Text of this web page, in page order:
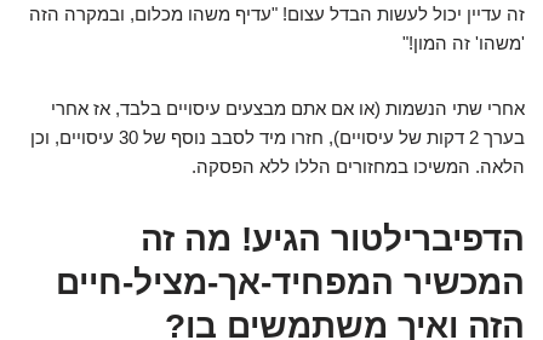
זה עדיין יכול לעשות הבדל עצום! "עדיף משהו מכלום, ובמקרה הזה
'משהו' זה המון!"
אחרי שתי הנשמות (או אם אתם מבצעים עיסויים בלבד, אז אחרי
בערך 2 דקות של עיסויים), חזרו מיד לסבב נוסף של 30 עיסויים, וכן
הלאה. המשיכו במחזורים הללו ללא הפסקה.
הדפיברילטור הגיע! מה זה
המכשיר המפחיד-אך-מציל-חיים
הזה ואיך משתמשים בו?